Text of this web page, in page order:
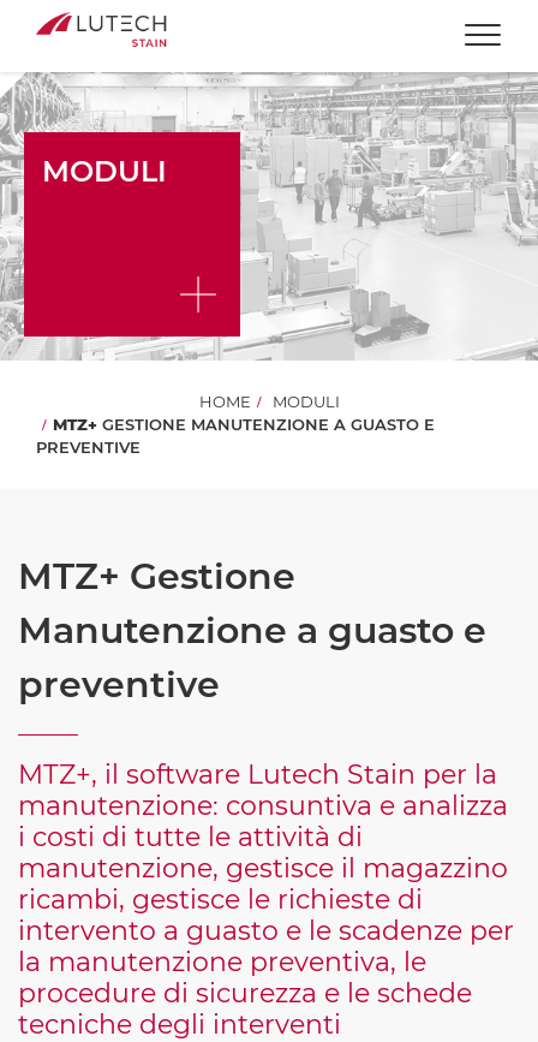
MODULI
HOME
MODULI
MTZ+ GESTIONE MANUTENZIONE A GUASTO E
PREVENTIVE
MTZ+ Gestione
Manutenzione a guasto e
preventive
MTZ+, il software Lutech Stain per la
manutenzione: consuntiva e analizza
i costi di tutte le attività di
manutenzione, gestisce il magazzino
ricambi, gestisce le richieste di
intervento a guasto e le scadenze per
la manutenzione preventiva, le
procedure di sicurezza e le schede
tecniche degli interventi